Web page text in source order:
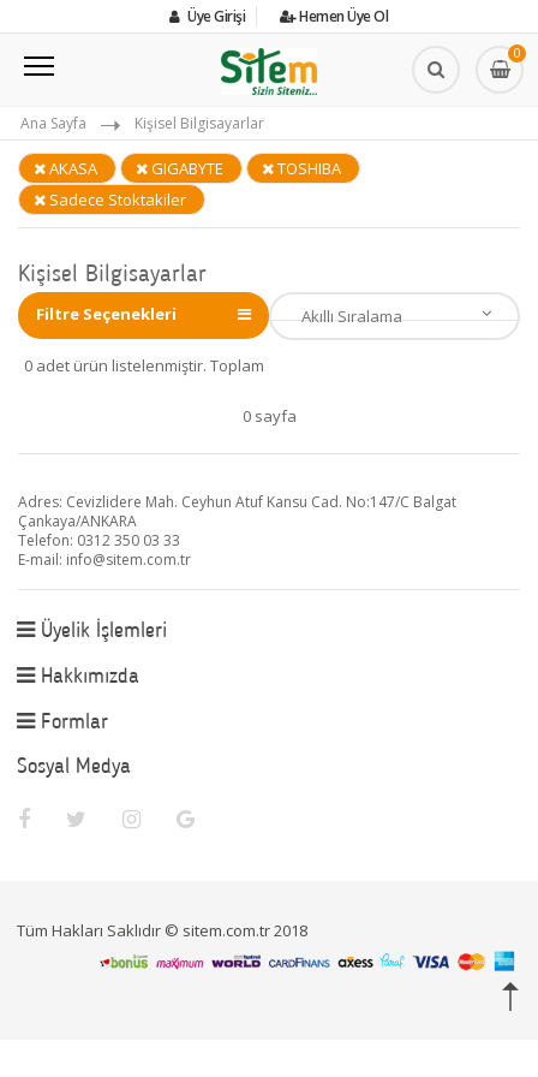
Üye Girişi Hemen Üye Ol
0
Ana Sayfa Kişisel Bilgisayarlar
AKASA GIGABYTE
TOSHIBA
Sadece Stoktakiler
Kişisel Bilgisayarlar
Filtre Seçenekleri
0 adet ürün listelenmiştir. Toplam
0 sayfa
Adres: Cevizlidere Mah. Ceyhun Atuf Kansu Cad. No:147/C Balgat
Çankaya/ANKARA
Telefon: 0312 350 03 33
E-mail: info@sitem.com.tr
Üyelik İşlemleri
Hakkımızda
Formlar
Sosyal Medya
Tüm Hakları Saklıdır © sitem.com.tr 2018